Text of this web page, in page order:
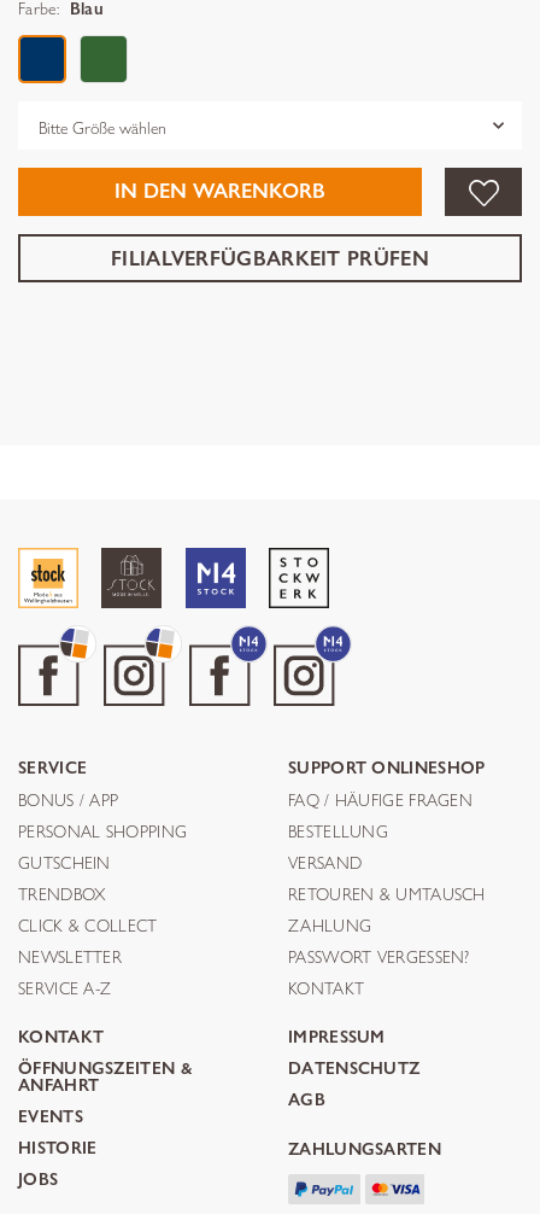
Farbe: Blau
IN DEN WARENKORB
FILIALVERFÜGBARKEIT PRÜFEN
SERVICE
BONUS / APP
PERSONAL SHOPPING
GUTSCHEIN
TRENDBOX
CLICK & COLLECT
NEWSLETTER
SERVICE A-Z
SUPPORT ONLINESHOP
FAQ / HÄUFIGE FRAGEN
BESTELLUNG
VERSAND
RETOUREN & UMTAUSCH
ZAHLUNG
PASSWORT VERGESSEN?
KONTAKT
KONTAKT
ÖFFNUNGSZEITEN &
ANFAHRT
EVENTS
HISTORIE
JOBS
IMPRESSUM
DATENSCHUTZ
AGB
ZAHLUNGSARTEN